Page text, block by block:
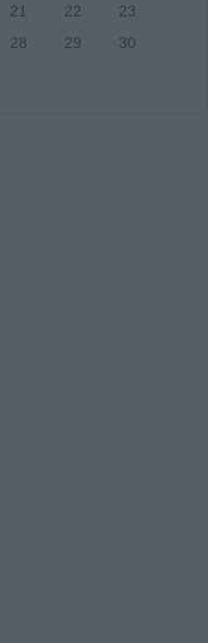
21 22
23
28 29
30